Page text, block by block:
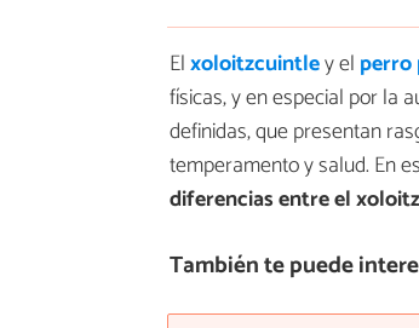
Elxoloitzcuintley el perro
físicas, y en especial por la
definidas, que presentan
temperamento y salud. En
diferencias entre el
También te puede